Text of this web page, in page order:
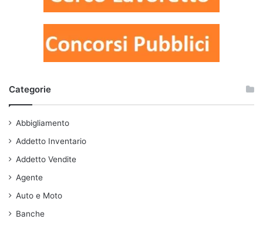
Categorie
Abbigliamento
Addetto Inventario
Addetto Vendite
Agente
Auto e Moto
Banche